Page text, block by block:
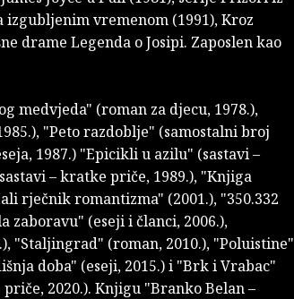
izgubljenim vremenom (1991), Kroz
drame Legenda o Josipi. Zaposlen kao
medvjeda" (roman za djecu, 1978.),
"Peto razdoblje" (samostalni broj
1987.) "Epicikli u azilu" (sastavi –
– kratke priče, 1989.), "Knjiga
rječnik romantizma" (2001.), "350.332
zaboravu" (eseji i članci, 2006.),
"Staljingrad" (roman, 2010.), "Poluistine"
doba" (eseji, 2015.) i "Brk i Vrabac"
2020.). Knjigu "Branko Belan –